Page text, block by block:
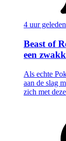
4 uur geleden
Beast of
een
Als echte
aan de slag
zich met